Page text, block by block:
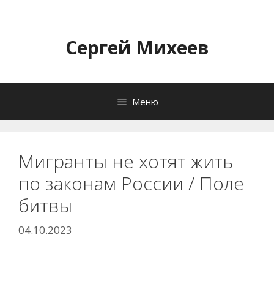
содержимомуСергей Михеев
Меню
Мигранты не хотят жить
по законам России / Поле
битвы
04.10.2023